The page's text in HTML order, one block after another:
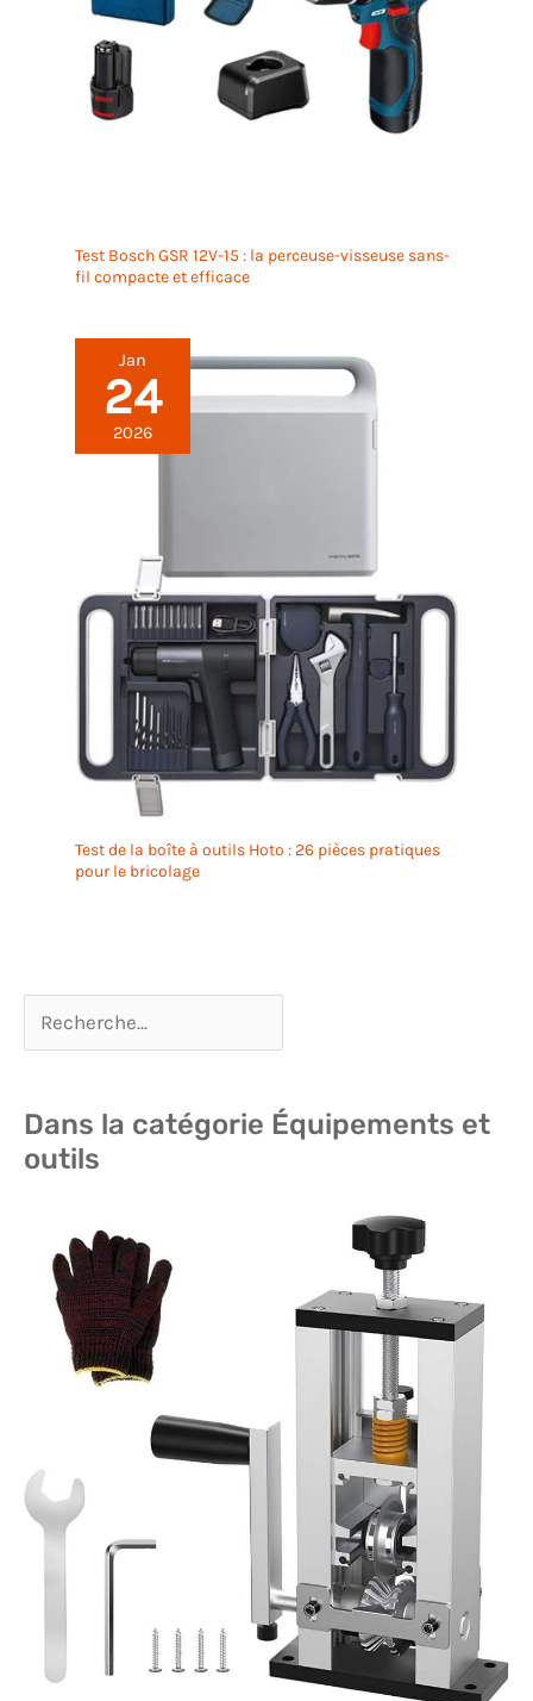
Test Bosch GSR 12V-15 : la perceuse-visseuse sans-
fil compacte et efficace
Jan
24
2026
Test de la boîte à outils Hoto : 26 pièces pratiques
pour le bricolage
Dans la catégorie Équipements et
outils